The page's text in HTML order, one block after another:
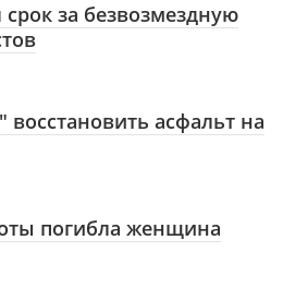
за безвозмездную
восстановить асфальт на
погибла женщина